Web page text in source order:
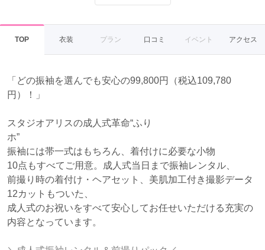
TOP 衣装 プラン 口コミ イベント アクセス
「どの振袖を選んでも安心の99,800円（税込109,780
円）！」
スタジオアリスの成人式革命“ふり
ホ”
振袖には帯一式はもちろん、着付けに必要な小物
10点もすべてご用意。成人式当日まで振袖レンタル、
前撮り時の着付け・ヘアセット、美肌加工付き撮影データ
12カットもついた、
成人式のお祝いをすべて安心してお任せいただける充実の
内容となっています。